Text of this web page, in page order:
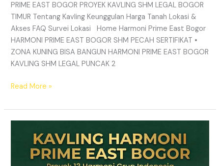
PRIME EAST BOGOR PROYEK KAVLING SHM LEGAL BOGOR
TIMUR Tentang Kavling Keunggulan Harga Tanah Lokasi &
Akses FAQ Survei Lokasi Home Harmoni Prime East Bogor
HARMONI PRIME EAST BOGOR SHM PECAH SERTIFIKAT •
ZONA KUNING BISA BANGUN HARMONI PRIME EAST BOGOR
KAVLING SHM LEGAL PUNCAK 2
Read More »
MURAH
Puncak